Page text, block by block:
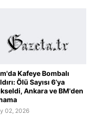
Kafeye Bombalı
Ölü Sayısı 6’ya
Ankara ve BM'den
02, 2026